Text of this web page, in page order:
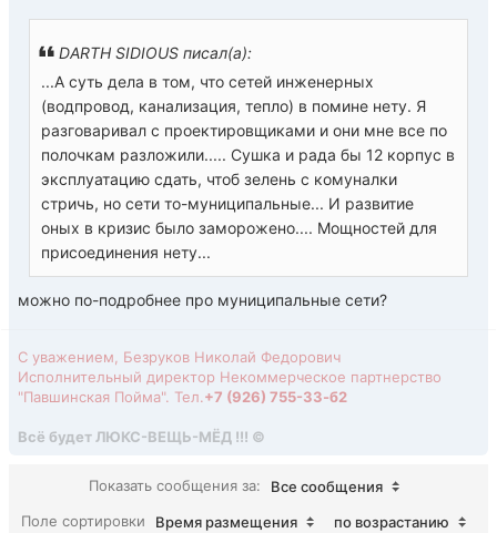
DARTH SIDIOUS писал(а):
...А суть дела в том, что сетей инженерных
(водпровод, канализация, тепло) в помине нету. Я
разговаривал с проектировщиками и они мне все по
полочкам разложили..... Сушка и рада бы 12 корпус в
эксплуатацию сдать, чтоб зелень с комуналки
стричь, но сети то-муниципальные... И развитие
оных в кризис было заморожено.... Мощностей для
присоединения нету...
можно по-подробнее про муниципальные сети?
С уважением, Безруков Николай Федорович
Исполнительный директор Некоммерческое партнерство
"Павшинская Пойма". Тел.+7 (926) 755-ЗЗ-б2
Всё будет ЛЮКС-ВЕЩЬ-МЁД !!! ©
Показать сообщения за:
Все сообщения
Поле сортировки
Время размещения по возрастанию